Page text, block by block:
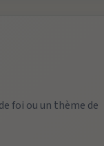
foi ou un thème de